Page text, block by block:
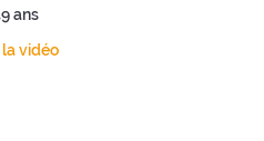
ans
la vidéo